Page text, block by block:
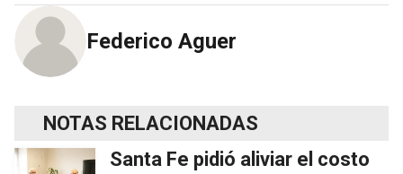
Federico Aguer
NOTAS RELACIONADAS
Santa Fe pidió aliviar el costo